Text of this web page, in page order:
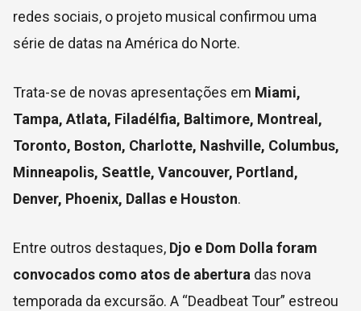
redes sociais, o projeto musical confirmou uma
série de datas na América do Norte.
Trata-se de novas apresentações em Miami,
Tampa, Atlata, Filadélfia, Baltimore, Montreal,
Toronto, Boston, Charlotte, Nashville, Columbus,
Minneapolis, Seattle, Vancouver, Portland,
Denver, Phoenix, Dallas e Houston.
Entre outros destaques, Djo e Dom Dolla foram
convocados como atos de abertura das nova
temporada da excursão. A “Deadbeat Tour” estreou